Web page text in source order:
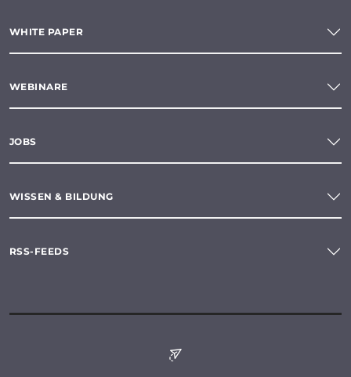
WHITE PAPER
WEBINARE
JOBS
WISSEN & BILDUNG
RSS-FEEDS